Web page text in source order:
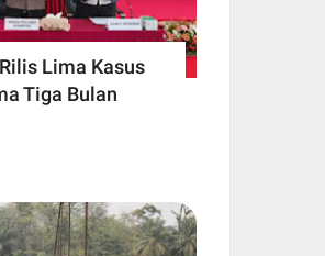
Lima Kasus
Tiga Bulan